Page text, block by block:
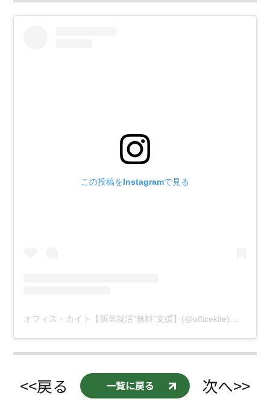
この投稿をInstagramで見る
オフィス・カイト【新卒就活"無料"支援】(@officekite)がシェアした投稿
<<戻る 一覧に戻る 次へ>>